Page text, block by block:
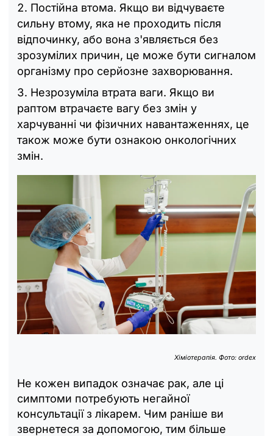
Постійна втома. Якщо ви відчуваєте
сильну втому, яка не проходить після
відпочинку, або вона з'являється без
зрозумілих причин, це може бути сигналом
організму про серйозне захворювання.
Незрозуміла втрата ваги. Якщо ви
раптом втрачаєте вагу без змін у
харчуванні чи фізичних навантаженнях, це
також може бути ознакою онкологічних
змін.
Хіміотерапія. Фото: ordex
Не кожен випадок означає рак, але ці
симптоми потребують негайної
консультації з лікарем. Чим раніше ви
звернетеся за допомогою, тим більше